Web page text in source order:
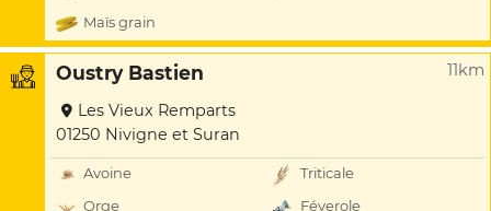
Maïs grain
Oustry Bastien 11km
Les Vieux Remparts
01250 Nivigne et Suran
Avoine
Triticale
Orge
Féverole